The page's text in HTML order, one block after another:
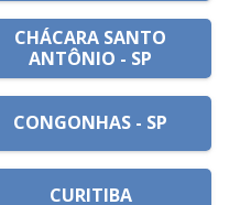
CHÁCARA SANTO
ANTÔNIO - SP
CONGONHAS - SP
CURITIBA